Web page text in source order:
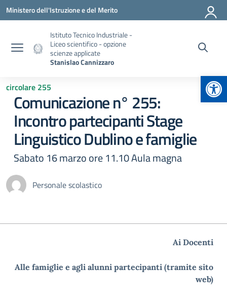
Vai ai contenuti
Vai al menu di navigazione
Vai al footer
Ministero dell'Istruzione e del Merito
Istituto Tecnico Industriale -
Liceo scientifico - opzione
scienze applicate
Stanislao Cannizzaro
circolare 255
Comunicazione n° 255:
Incontro partecipanti Stage
Linguistico Dublino e famiglie
Sabato 16 marzo ore 11.10 Aula magna
Personale scolastico
Ai Docenti
Alle famiglie e agli alunni partecipanti (tramite sito
web)